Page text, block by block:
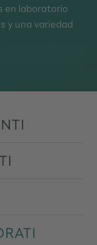
en laboratorio
y una variedad